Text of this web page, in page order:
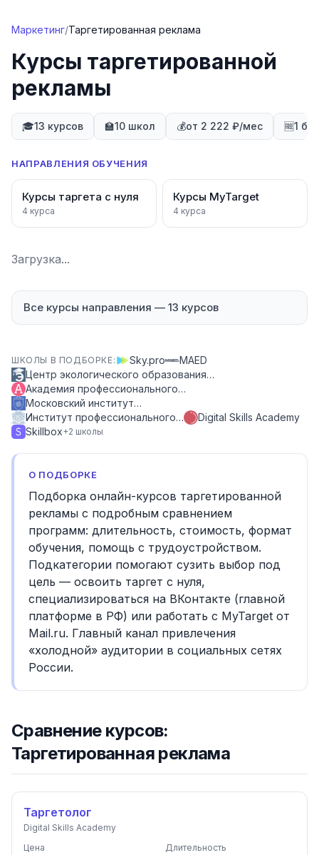
Маркетинг/Таргетированная реклама
Курсы таргетированной
рекламы
🎓13 курсов 🏫10 школ 💰от 2 222 ₽/мес 🆓1
НАПРАВЛЕНИЯ ОБУЧЕНИЯ
Курсы таргета с нуля
4 курса
Курсы MyTarget
4 курса
Загрузка...
Все курсы направления — 13 курсов
ШКОЛЫ В ПОДБОРКЕ: Sky.pro
MAED
Центр экологического образования…
Академия профессионального…
Московский институт…
Институт профессионального…
Digital Skills Academy
Skillbox+2 школы
О ПОДБОРКЕ
Подборка онлайн-курсов таргетированной
рекламы с подробным сравнением
программ: длительность, стоимость, формат
обучения, помощь с трудоустройством.
Подкатегории помогают сузить выбор под
цель — освоить таргет с нуля,
специализироваться на ВКонтакте (главной
платформе в РФ) или работать с MyTarget от
Mail.ru. Главный канал привлечения
«холодной» аудитории в социальных сетях
России.
Сравнение курсов:
Таргетированная реклама
Таргетолог
Digital Skills Academy
Цена
Длительность